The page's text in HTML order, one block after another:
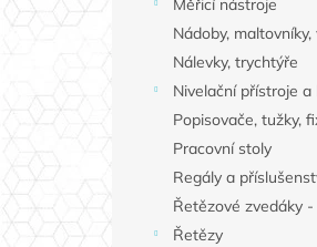
Měřicí nástroje
Nádoby, maltovníky,
Nálevky, trychtýře
Nivelační přístroje a
Popisovače, tužky,
Pracovní stoly
Regály a
Řetězové zvedáky
Řetězy